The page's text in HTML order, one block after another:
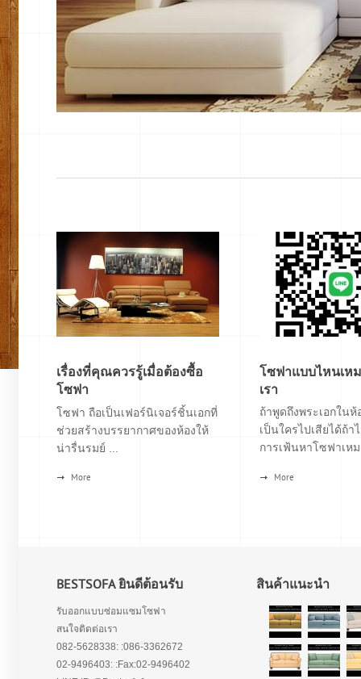
เรื่องที่คุณควรรู้เมื่อต้องซื้อ
โซฟา
โซฟา ถือเป็นเฟอร์นิเจอร์ชิ้นเอกที่
ช่วยสร้างบรรยากาศของห้องให้
น่ารื่นรมย์ ...
More
โซฟาแบบไหนเห
เรา
ถ้าพูดถึงพระเอกในห้
เป็นใครไปเสียได้ถ้า
การเฟ้นหาโซฟาเหม
More
BESTSOFA ยินดีต้อนรับ
รับออกแบบซ่อมแซมโซฟา
สนใจติดต่อเรา
082-5628338: :086-3362672
02-9496403: :Fax:02-9496402
สินค้าแนะนำ